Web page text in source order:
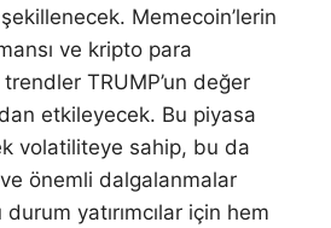
Memecoin’lerin
ve kripto para
TRUMP’un değer
etkileyecek. Bu piyasa
volatiliteye sahip, bu da
önemli dalgalanmalar
yatırımcılar için hem